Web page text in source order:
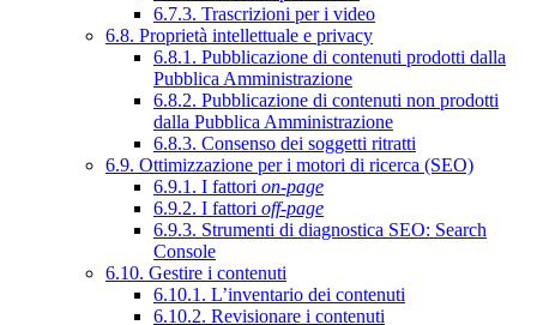
6.7.3. Trascrizioni per i video
6.8. Proprietà intellettuale e privacy
6.8.1. Pubblicazione di contenuti prodotti dalla
Pubblica Amministrazione
6.8.2. Pubblicazione di contenuti non prodotti
dalla Pubblica Amministrazione
6.8.3. Consenso dei soggetti ritratti
6.9. Ottimizzazione per i motori di ricerca (SEO)
6.9.1. I fattori on-page
6.9.2. I fattori off-page
6.9.3. Strumenti di diagnostica SEO: Search
Console
6.10. Gestire i contenuti
6.10.1. L’inventario dei contenuti
6.10.2. Revisionare i contenuti